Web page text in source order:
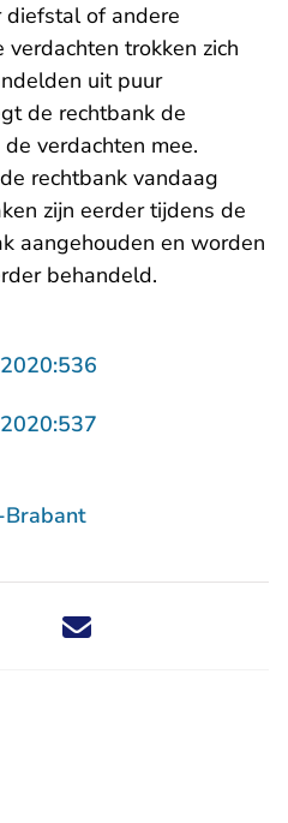
of andere
trokken zich
uit puur
de rechtbank de
verdachten mee.
rechtbank vandaag
zijn eerder tijdens de
aangehouden en worden
behandeld.
Brabant
Deel dit nieuwsbericht via X -
Deel dit nieuwsbericht via
Deel dit nieuwsbericht
Deel dit